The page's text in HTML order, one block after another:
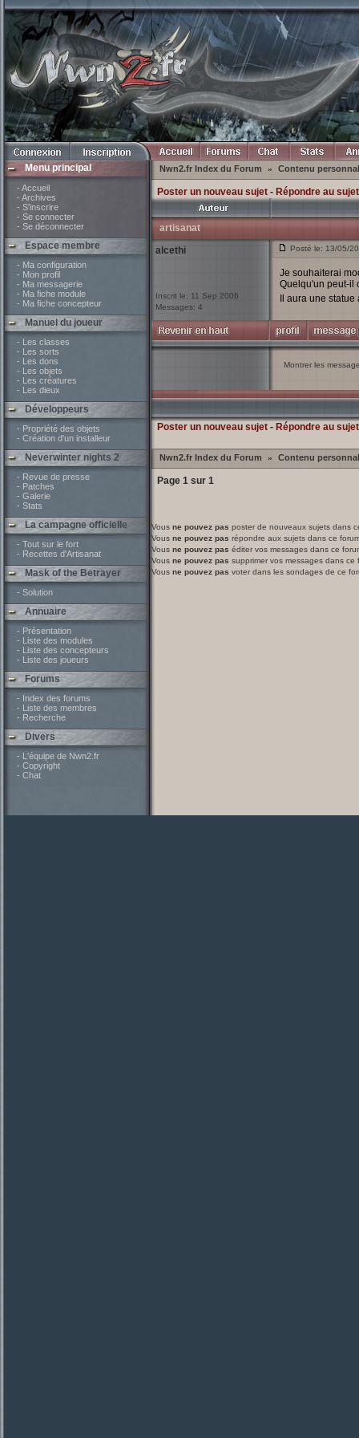
Menu principal
- Accueil
- Archives
- S'inscrire
- Se connecter
- Se déconnecter
Espace membre
- Ma configuration
- Mon profil
- Ma messagerie
- Ma fiche module
- Ma fiche concepteur
Manuel du joueur
- Les classes
- Les sorts
- Les dons
- Les objets
- Les créatures
- Les dieux
Développeurs
- Propriété des objets
- Création d'un installeur
Neverwinter nights 2
- Revue de presse
- Patches
- Galerie
- Stats
La campagne officielle
- Tout sur le fort
- Recettes d'Artisanat
Mask of the Betrayer
- Solution
Annuaire
- Présentation
- Liste des modules
- Liste des concepteurs
- Liste des joueurs
Forums
- Index des forums
- Liste des membres
- Recherche
Divers
- L'équipe de Nwn2.fr
- Copyright
- Chat
Nwn2.fr Index du Forum » Contenu
Poster un nouveau sujet- Répondre au sujet
artisanat
alcethi
Inscrit le: 11 Sep 2006
Messages: 4
Posté le: 13/05/
Je souhaiterai
Quelqu'un peut-il
Il aura une
Montrer les
Poster un nouveau sujet- Répondre au sujet
Nwn2.fr Index du Forum » Contenu
Page 1sur 1
Vous ne pouvez pas poster de nouveaux sujets dans
Vous ne pouvez pas répondre aux sujets dans ce
Vous ne pouvez pas éditer vos messages dans ce
Vous ne pouvez pas supprimer vos messages dans ce
Vous ne pouvez pas voter dans les sondages de ce